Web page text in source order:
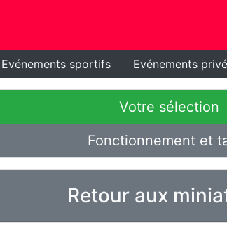
Evénements sportifs Evénements
Votre sélection
Fonctionnement et
Retour aux